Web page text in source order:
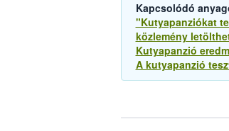
Kapcsolódó
"Kutyapanziókat
közlemény
Kutyapanzió
A kutyapanzió